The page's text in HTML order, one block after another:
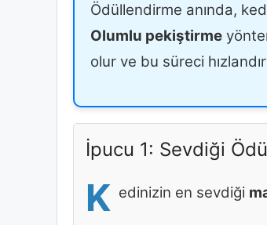
Ödüllendirme anında,
Olumlu pekiştirme
olur ve bu süreci
İpucu 1: Sevdiği
K edinizin en sevdiği